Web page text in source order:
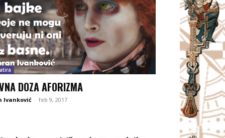
DOZA AFORIZMA
Ivanković - feb 9, 2017